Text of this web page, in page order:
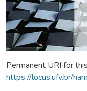
Permanent URI for
https://locus.ufv.br/